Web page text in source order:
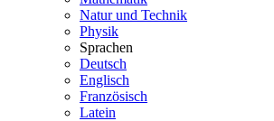
Natur und Technik
Physik
Sprachen
Deutsch
Englisch
Französisch
Latein